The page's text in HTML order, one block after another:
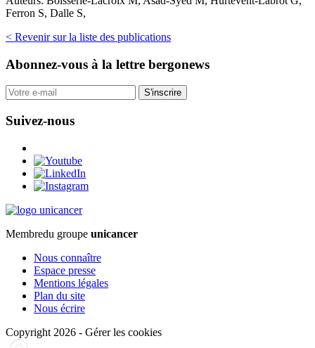
Ferron S, Dalle S,
< Revenir sur la liste des publications
Abonnez-vous à la lettre bergonews
S'inscrire
Suivez-nous
Membredu groupe unicancer
Nous connaître
Espace presse
Mentions légales
Plan du site
Nous écrire
Copyright 2026 - Gérer les cookies